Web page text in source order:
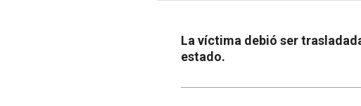
La víctima debió ser
estado.